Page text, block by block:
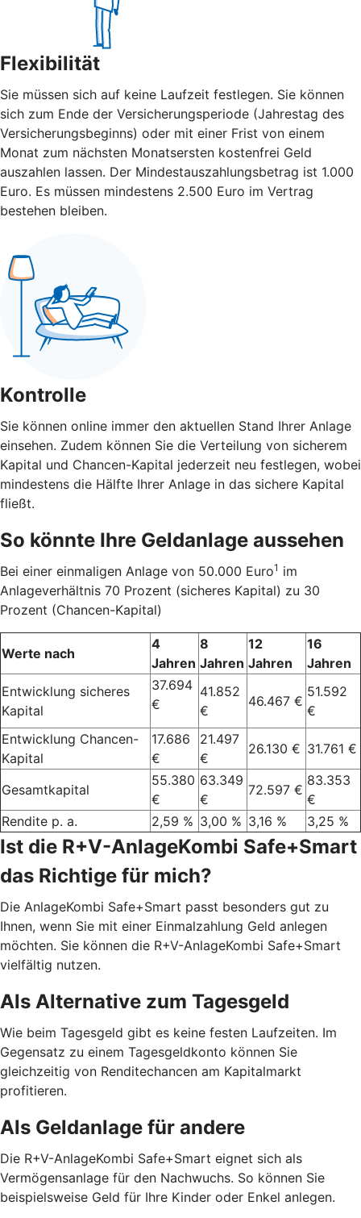
Flexibilität
Sie müssen sich auf keine Laufzeit festlegen. Sie können
sich zum Ende der Versicherungsperiode (Jahrestag des
Versicherungsbeginns) oder mit einer Frist von einem
Monat zum nächsten Monatsersten kostenfrei Geld
auszahlen lassen. Der Mindestauszahlungsbetrag ist 1.000
Euro. Es müssen mindestens 2.500 Euro im Vertrag
bestehen bleiben.
Kontrolle
Sie können online immer den aktuellen Stand Ihrer Anlage
einsehen. Zudem können Sie die Verteilung von sicherem
Kapital und Chancen-Kapital jederzeit neu festlegen, wobei
mindestens die Hälfte Ihrer Anlage in das sichere Kapital
fließt.
So könnte Ihre Geldanlage aussehen
Bei einer einmaligen Anlage von 50.000 Euro1 im
Anlageverhältnis 70 Prozent (sicheres Kapital) zu 30
Prozent (Chancen-Kapital)
Werte nach
4
Jahren
8
Jahren
12
Jahren
16
Jahren
Entwicklung sicheres
Kapital
37.694
€
41.852
€
46.467 €
51.592
€
Entwicklung Chancen-
Kapital
17.686
€
21.497
€
26.130 € 31.761 €
Gesamtkapital
55.380
€
63.349
€
72.597 €
83.353
€
Rendite p. a.
2,59 % 3,00 % 3,16 % 3,25 %
Ist die R+V-AnlageKombi Safe+Smart
das Richtige für mich?
Die AnlageKombi Safe+Smart passt besonders gut zu
Ihnen, wenn Sie mit einer Einmalzahlung Geld anlegen
möchten. Sie können die R+V-AnlageKombi Safe+Smart
vielfältig nutzen.
Als Alternative zum Tagesgeld
Wie beim Tagesgeld gibt es keine festen Laufzeiten. Im
Gegensatz zu einem Tagesgeldkonto können Sie
gleichzeitig von Renditechancen am Kapitalmarkt
profitieren.
Als Geldanlage für andere
Die R+V-AnlageKombi Safe+Smart eignet sich als
Vermögensanlage für den Nachwuchs. So können Sie
beispielsweise Geld für Ihre Kinder oder Enkel anlegen.